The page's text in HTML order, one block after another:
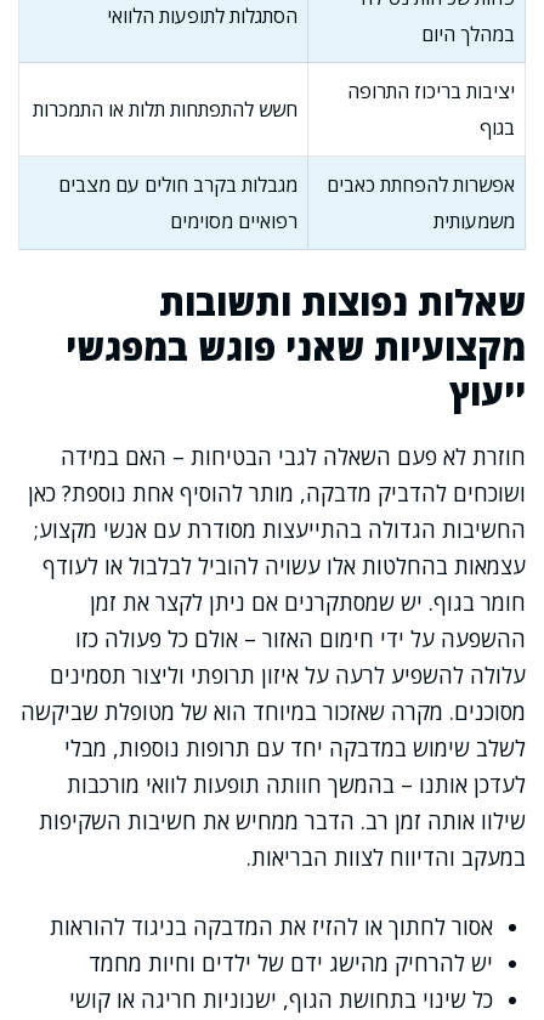
במהלך היום
הסתגלות לתופעות הלוואי
יציבות בריכוז התרופה
בגוף
חשש להתפתחות תלות או התמכרות
אפשרות להפחתת כאבים
משמעותית
מגבלות בקרב חולים עם מצבים
רפואיים מסוימים
שאלות נפוצות ותשובות
מקצועיות שאני פוגש במפגשי
ייעוץ
חוזרת לא פעם השאלה לגבי הבטיחות – האם במידה
ושוכחים להדביק מדבקה, מותר להוסיף אחת נוספת? כאן
החשיבות הגדולה בהתייעצות מסודרת עם אנשי מקצוע;
עצמאות בהחלטות אלו עשויה להוביל לבלבול או לעודף
חומר בגוף. יש שמסתקרנים אם ניתן לקצר את זמן
ההשפעה על ידי חימום האזור – אולם כל פעולה כזו
עלולה להשפיע לרעה על איזון תרופתי וליצור תסמינים
מסוכנים. מקרה שאזכור במיוחד הוא של מטופלת שביקשה
לשלב שימוש במדבקה יחד עם תרופות נוספות, מבלי
לעדכן אותנו – בהמשך חוותה תופעות לוואי מורכבות
שילוו אותה זמן רב. הדבר ממחיש את חשיבות השקיפות
במעקב והדיווח לצוות הבריאות.
אסור לחתוך או להזיז את המדבקה בניגוד להוראות
יש להרחיק מהישג ידם של ילדים וחיות מחמד
כל שינוי בתחושת הגוף, ישנוניות חריגה או קושי